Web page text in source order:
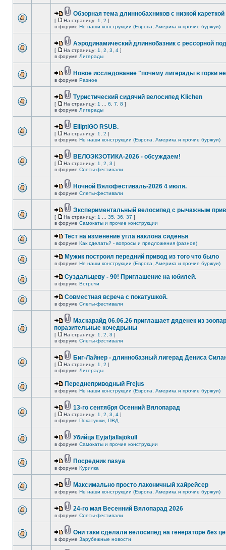
Обзорная тема длиннобахников с низкой кареткой
[ На страницу: 1 2 ]
в форуме Не наши конструкции (Европа, Америка и прочие буржуи)
Аэродинамический длиннобазник с рессорной
[ На страницу: 1 2 3 4 ]
в форуме Лигерады
Новое исследование "почему лигерады в горки
в форуме Разное
Туристический сидячий велосипед Klichen
[ На страницу: 1 6 7 8 ]
в форуме Лигерады
ElliptiGO RSUB.
[ На страницу: 1 2 ]
в форуме Не наши конструкции (Европа, Америка и прочие буржуи)
ВЕЛОЭКЗОТИКА-2026 - обсуждаем!
[ На страницу: 1 2 3 ]
в форуме Слеты-фестивали
Ночной Вялофестиваль-2026 4 июля.
в форуме Слеты-фестивали
Экспериментальный велосипед с рычажным
[ На страницу: 1 35 36 37 ]
в форуме Самокаты и прочие конструкции
Тест на изменение угла наклона сиденья
в форуме Как сделать? - вопросы и предложения (разное)
Мужик построил передний привод из того что было
в форуме Не наши конструкции (Европа, Америка и прочие буржуи)
Суздальцеву - 90! Приглашение на юбилей.
в форуме Встречи
Совместная всреча с покатушкой.
в форуме Слеты-фестивали
Маскарайд 06.06.26 приглашает дяденек из
поразительные кочедрыны
[ На страницу: 1 2 3 ]
в форуме Слеты-фестивали
Биг-Лайнер - длиннобазный лигерад Дениса
[ На страницу: 1 2 ]
в форуме Лигерады
Переднеприводный Frejus
в форуме Не наши конструкции (Европа, Америка и прочие буржуи)
13-го сентября Осенний Вялопарад
[ На страницу: 1 2 3 4 ]
в форуме Покатушки, ПВД
Убийца Eyjafjallajökull
в форуме Самокаты и прочие конструкции
Посредник nasya
в форуме Курилка
Максимально просто лаконичный хайрейсер
в форуме Не наши конструкции (Европа, Америка и прочие буржуи)
24-го мая Весенний Вялопарад 2026
в форуме Слеты-фестивали
Они таки сделали велосипед на генераторе без
в форуме Зарубежные новости